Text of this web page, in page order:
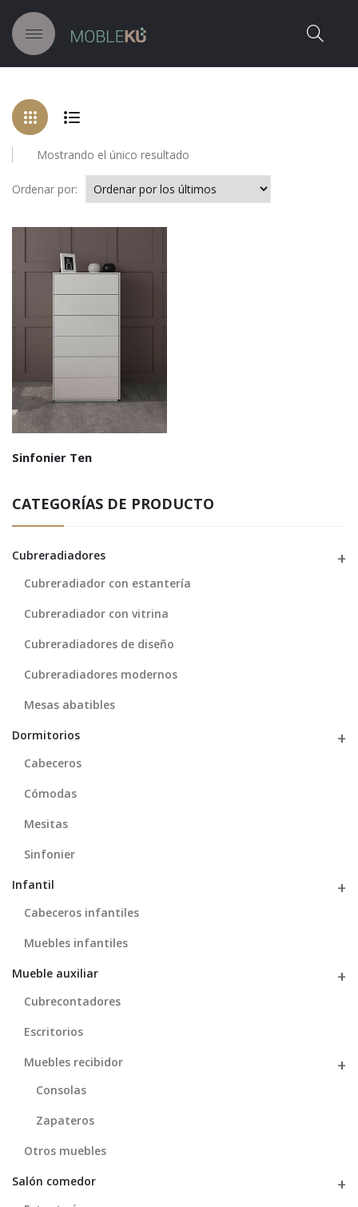
Mostrando el único resultado
Ordenar por:
Sinfonier Ten
CATEGORÍAS DE PRODUCTO
Cubreradiadores
Cubreradiador con estantería
Cubreradiador con vitrina
Cubreradiadores de diseño
Cubreradiadores modernos
Mesas abatibles
Dormitorios
Cabeceros
Cómodas
Mesitas
Sinfonier
Infantil
Cabeceros infantiles
Muebles infantiles
Mueble auxiliar
Cubrecontadores
Escritorios
Muebles recibidor
Consolas
Zapateros
Otros muebles
Salón comedor